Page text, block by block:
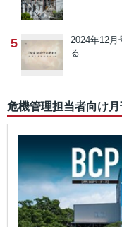
5 2024年12
る
危機管理担当者向け